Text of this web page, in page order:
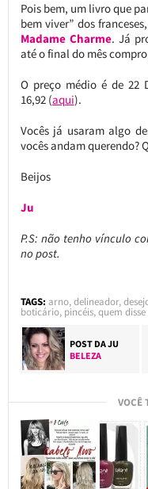
Pois bem, um livro que
bem viver” dos
Madame Charme. Já
até o final do mês
O preço médio é de 22
16,92 (aqui).
Vocês já usaram algo
vocês andam querendo?
Beijos
Ju
P.S: não tenho vínculo
no post.
TAGS: arno,delineador,
boticário, pincéis,quem
POST DAJU
BELEZA
VOCÊ